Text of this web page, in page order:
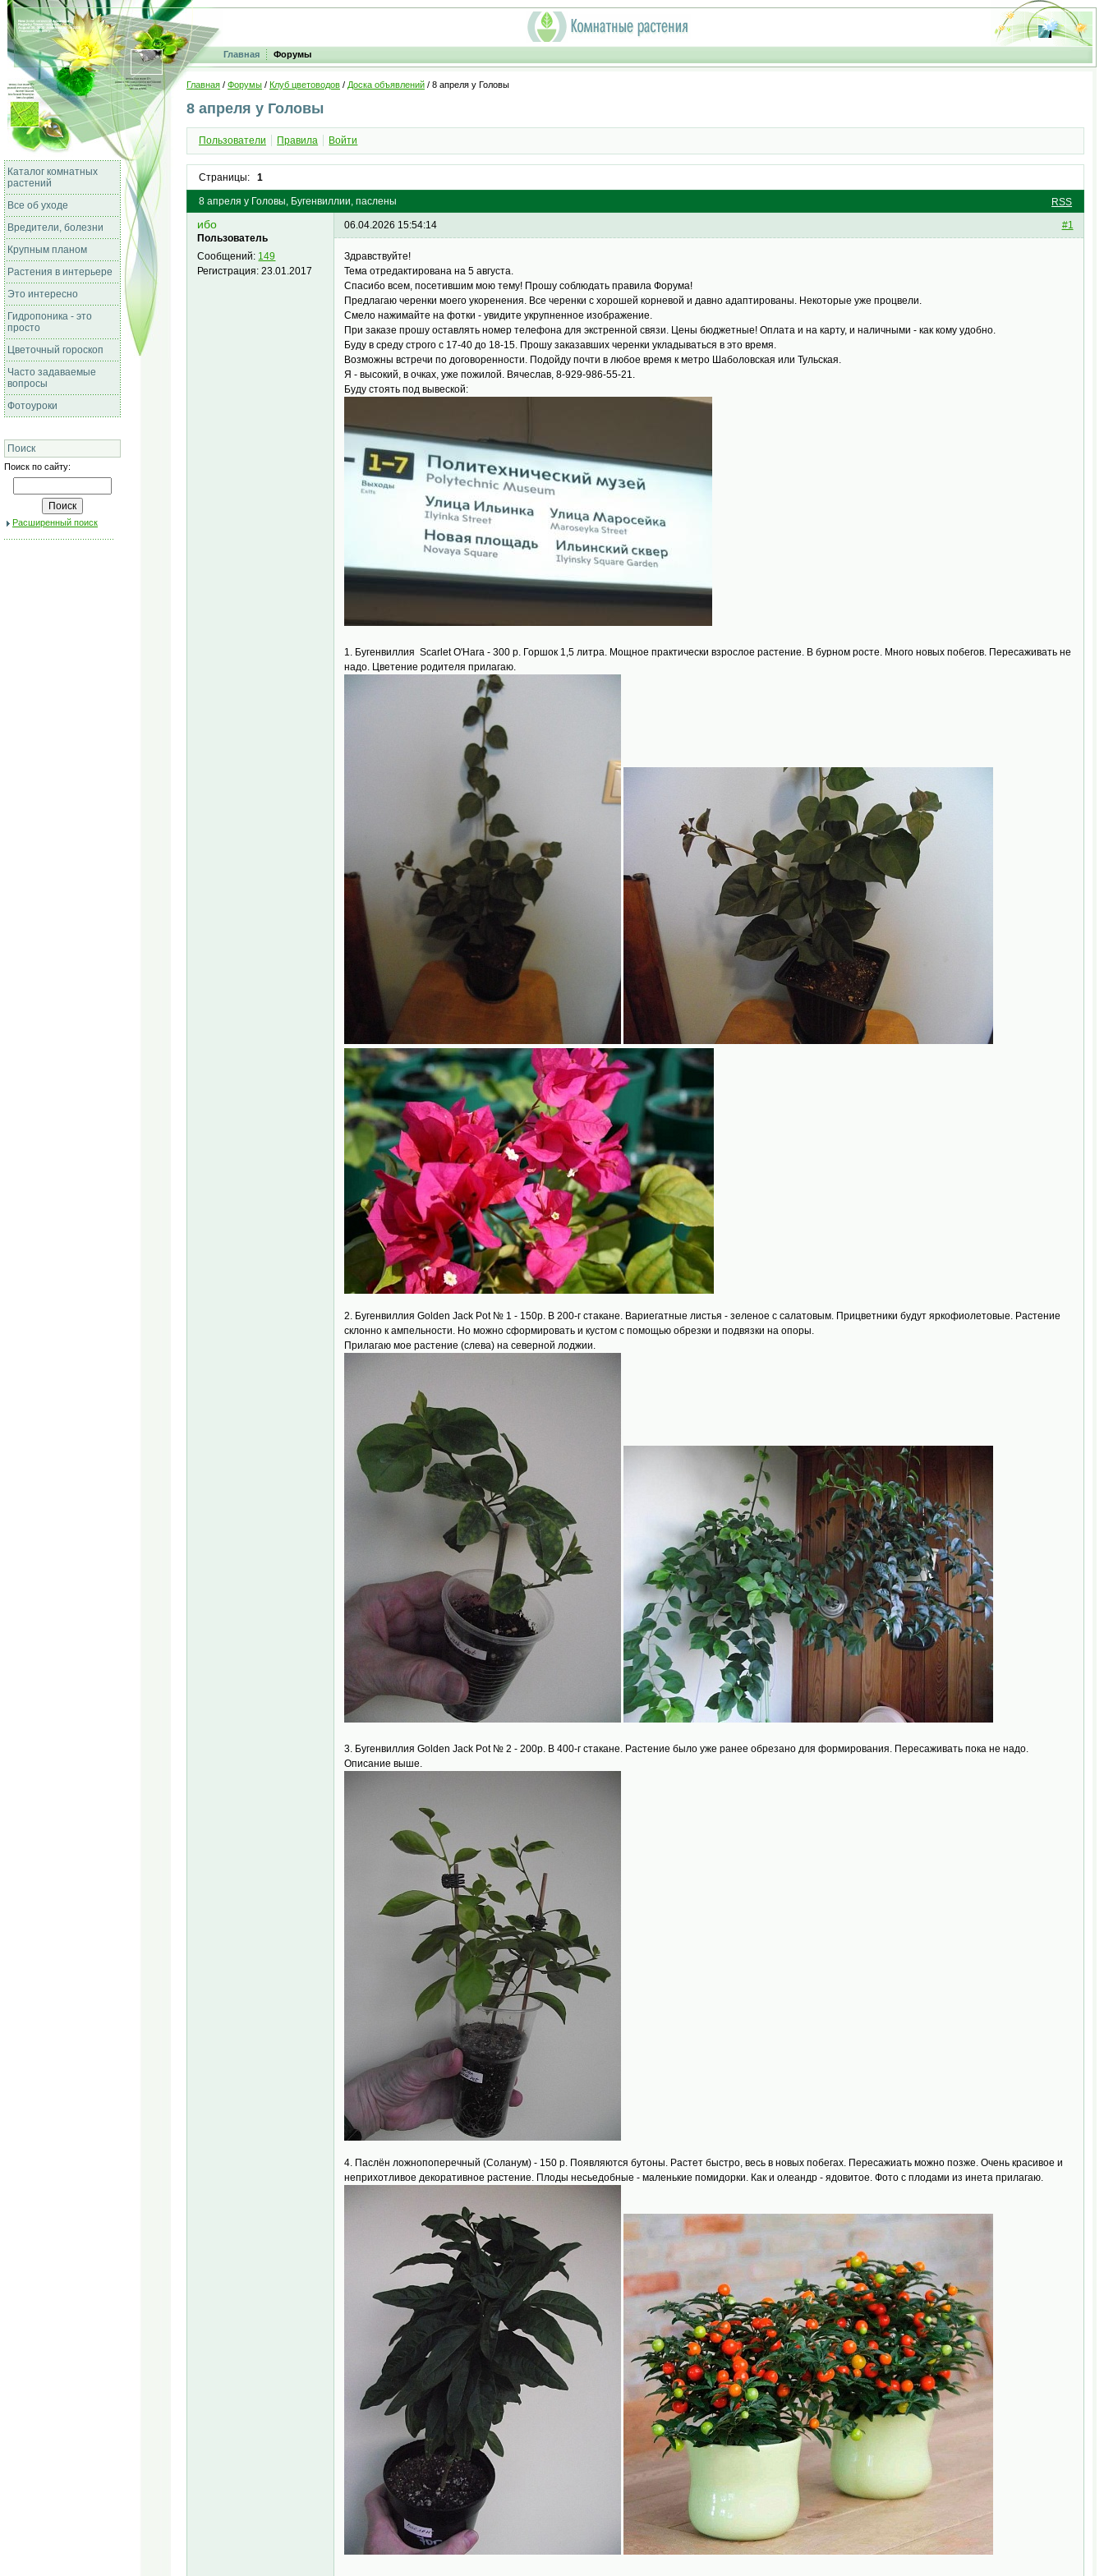
Главная Форумы
Каталог комнатных
растений
Все об уходе
Вредители, болезни
Крупным планом
Растения в интерьере
Это интересно
Гидропоника - это
просто
Цветочный гороскоп
Часто задаваемые
вопросы
Фотоуроки
Поиск
Поиск по сайту:
Расширенный поиск
Главная / Форумы / Клуб цветоводов / Доска объявлений / 8 апреля у Головы
8 апреля у Головы
Пользователи Правила Войти
Страницы: 1
RSS
8 апреля у Головы, Бугенвиллии, паслены
ибо
Пользователь
Сообщений: 149
Регистрация:23.01.2017
#1
06.04.2026 15:54:14
Здравствуйте!
Тема отредактирована на 5 августа.
Спасибо всем, посетившим мою тему! Прошу соблюдать правила Форума!
Предлагаю черенки моего укоренения. Все черенки с хорошей корневой и давно адаптированы. Некоторые уже процвели.
Смело нажимайте на фотки - увидите укрупненное изображение.
При заказе прошу оставлять номер телефона для экстренной связи. Цены бюджетные! Оплата и на карту, и наличными - как кому удобно.
Буду в среду строго с 17-40 до 18-15. Прошу заказавших черенки укладываться в это время.
Возможны встречи по договоренности. Подойду почти в любое время к метро Шаболовская или Тульская.
Я - высокий, в очках, уже пожилой. Вячеслав, 8-929-986-55-21.
Буду стоять под вывеской:
1. Бугенвиллия Scarlet O'Hara - 300 р. Горшок 1,5 литра. Мощное практически взрослое растение. В бурном росте. Много новых побегов. Пересаживать не
надо. Цветение родителя прилагаю.
2. Бугенвиллия Golden Jack Pot № 1 - 150р. В 200-г стакане. Вариегатные листья - зеленое с салатовым. Прицветники будут яркофиолетовые. Растение
склонно к ампельности. Но можно сформировать и кустом с помощью обрезки и подвязки на опоры.
Прилагаю мое растение (слева) на северной лоджии.
3. Бугенвиллия Golden Jack Pot № 2 - 200р. В 400-г стакане. Растение было уже ранее обрезано для формирования. Пересаживать пока не надо.
Описание выше.
4. Паслён ложнопоперечный (Соланум) - 150 р. Появляются бутоны. Растет быстро, весь в новых побегах. Пересажиать можно позже. Очень красивое и
неприхотливое декоративное растение. Плоды несьедобные - маленькие помидорки. Как и олеандр - ядовитое. Фото с плодами из инета прилагаю.